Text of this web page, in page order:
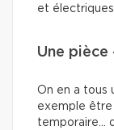
et
Une
On en a tous
exemple être
temporaire…